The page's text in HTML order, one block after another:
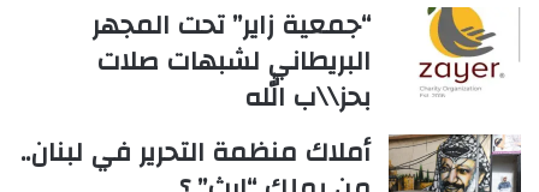
“جمعية زاير” تحت المجهر
البريطاني لشبهات صلات
بحز\\ب الله
أملاك منظمة التحرير في لبنان..